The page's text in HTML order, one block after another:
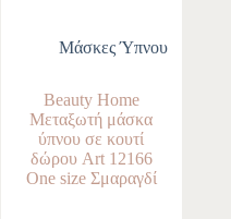
Μάσκες Ύπνου
Beauty Home
Μεταξωτή μάσκα
ύπνου σε κουτί
δώρου Art 12166
One size Σμαραγδί